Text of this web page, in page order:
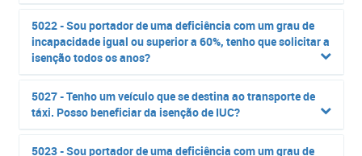
5022 - Sou portador de uma deficiência com um grau de
incapacidade igual ou superior a 60%, tenho que solicitar a
isenção todos os anos?
5027 - Tenho um veículo que se destina ao transporte de
táxi. Posso beneficiar da isenção de IUC?
5023 - Sou portador de uma deficiência com um grau de